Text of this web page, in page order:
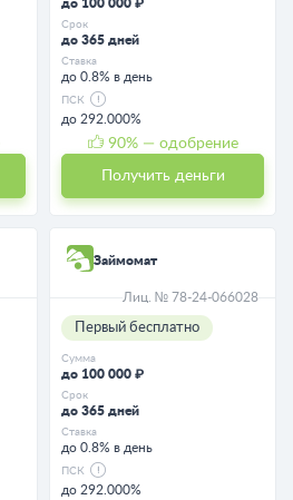
до 100 000 ₽
Срок
до 365 дней
Ставка
до 0.8% в день
ПСК
до 292.000%
90% — одобрение
Получить деньги
Займомат
Лиц. № 78-24-066028
Первый бесплатно
Сумма
до 100 000 ₽
Срок
до 365 дней
Ставка
до 0.8% в день
ПСК
до 292.000%